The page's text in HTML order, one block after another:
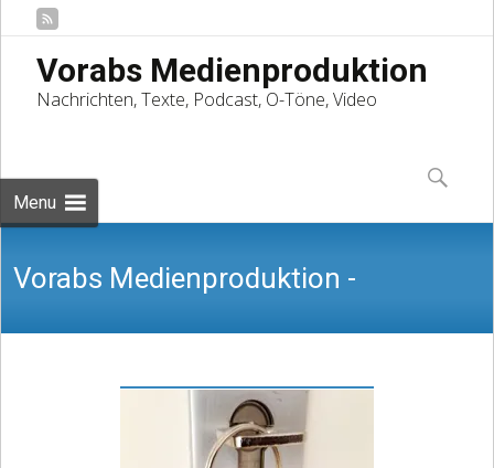
Vorabs Medienproduktion
Nachrichten, Texte, Podcast, O-Töne, Video
Menu
to
content
Suchen
nach:
Vorabs Medienproduktion -
Nachrichten, Texte, Podcast, O-Töne,